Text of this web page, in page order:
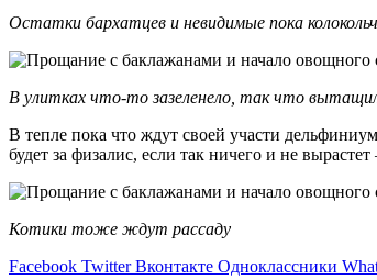
Остатки бархатцев и невидимые пока
В улитках что-то зазеленело, так что
В тепле пока что ждут своей участи
будет за физалис, если так ничего и не
Котики тоже ждут рассаду
Facebook Twitter Вконтакте Одноклассники